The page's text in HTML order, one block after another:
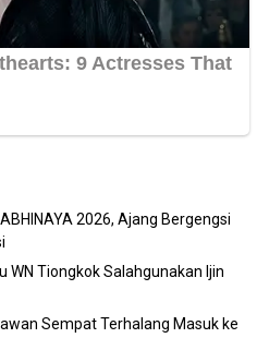
2026, Ajang Bergengsi
WN Tiongkok Salahgunakan Ijin
Sempat Terhalang Masuk ke